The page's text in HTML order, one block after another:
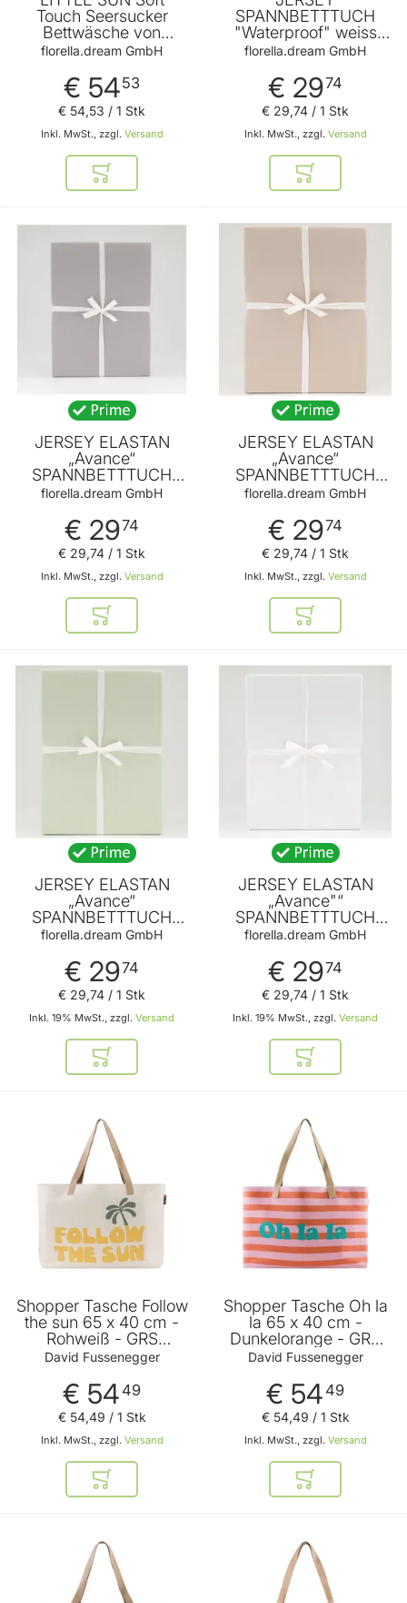
Touch Seersucker
Bettwäsche von
FLORELLA
florella.dream GmbH
€ 5453
Inkl. MwSt., zzgl. Versand
€ 54,53 / 1 Stk
In den Warenkorb
SPANNBETTTUCH
"Waterproof" weiss
90-100x200 cm von
florella.dream GmbH
€ 2974
Inkl. MwSt., zzgl. Versand
€ 29,74 / 1 Stk
In den
JERSEY ELASTAN
„Avance“
SPANNBETTTUCH
silber 90-100x200-
FLORELLA
florella.dream GmbH
€ 2974
Inkl. MwSt., zzgl. Versand
€ 29,74 / 1 Stk
In den Warenkorb
JERSEY ELASTAN
„Avance“
SPANNBETTTUCH
beige 90-100x200-
FLORELLA
florella.dream GmbH
€ 2974
Inkl. MwSt., zzgl. Versand
€ 29,74 / 1 Stk
In den
JERSEY ELASTAN
„Avance“
SPANNBETTTUCH
pastell gruen 90-
FLORELLA
florella.dream GmbH
€ 2974
Inkl. 19% MwSt., zzgl. Versand
€ 29,74 / 1 Stk
In den Warenkorb
JERSEY ELASTAN
„Avance"“
SPANNBETTTUCH
weiss 90-100x200-
FLORELLA
florella.dream GmbH
€ 2974
Inkl. 19% MwSt., zzgl. Versand
€ 29,74 / 1 Stk
In den
Shopper Tasche Follow
the sun 65 x 40 cm -
Rohweiß - GRS
zertifiziert - von David
David Fussenegger
€ 54 49
Inkl. MwSt., zzgl. Versand
€ 54,49 / 1 Stk
In den Warenkorb
Shopper Tasche Oh la
la 65 x 40 cm -
Dunkelorange - GRS
zertifiziert - von David
David Fussenegger
€ 54 49
Inkl. MwSt., zzgl. Versand
€ 54,49 / 1 Stk
In den